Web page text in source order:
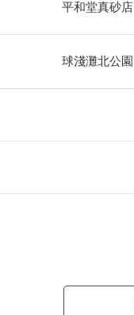
平和堂真砂店
球淺灘北公園